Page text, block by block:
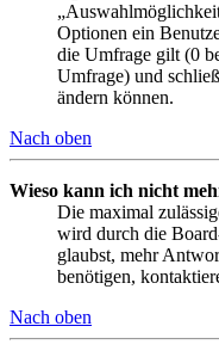
Optionen ein
die Umfrage gilt (0
Umfrage) und
ändern können.
Nach oben
Wieso kann ich nicht
Die maximal
wird durch die
glaubst, mehr
benötigen,
Nach oben